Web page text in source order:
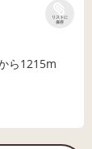
リストに
保存
ら1215m